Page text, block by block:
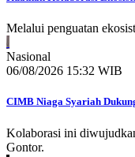
Melalui penguatan
Nasional
06/08/2026 15:32 WIB
CIMB Niaga Syariah
Kolaborasi ini
Gontor.